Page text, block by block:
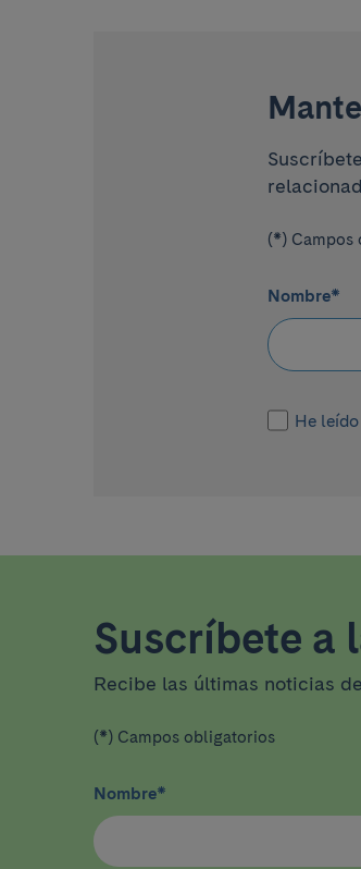
(*) Campos
Nombre*
He
Suscríbete a
Recibe las últimas noticias
(*) Campos obligatorios
Nombre*